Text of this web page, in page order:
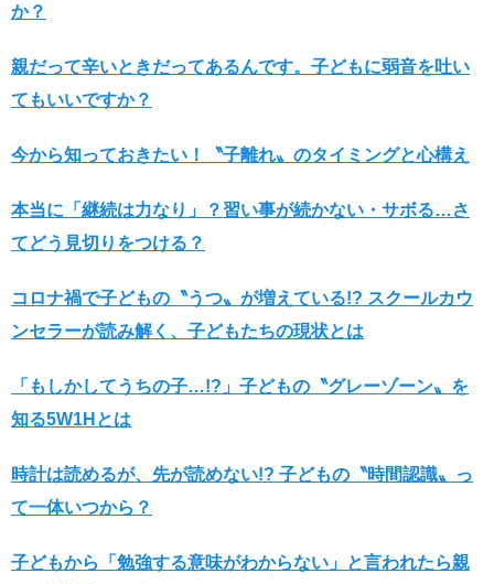
か？
親だって辛いときだってあるんです。子どもに弱音を吐い
てもいいですか？
今から知っておきたい！〝子離れ〟のタイミングと心構え
本当に「継続は力なり」？習い事が続かない・サボる…さ
てどう見切りをつける？
コロナ禍で子どもの〝うつ〟が増えている!? スクールカウ
ンセラーが読み解く、子どもたちの現状とは
「もしかしてうちの子…!?」子どもの〝グレーゾーン〟を
知る5W1Hとは
時計は読めるが、先が読めない!? 子どもの〝時間認識〟っ
て一体いつから？
子どもから「勉強する意味がわからない」と言われたら親